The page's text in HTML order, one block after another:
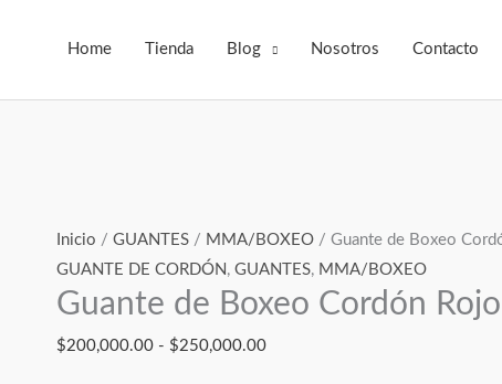
Home Tienda Blog Nosotros Contacto
Inicio / GUANTES / MMA/BOXEO / Guante de Boxeo
GUANTE DE CORDÓN , GUANTES, MMA/BOXEO
Guante de Boxeo Cordón Rojo
$200,000.00 - $250,000.00
Rango
de
precios:
Guante
de
Boxeo
Rojo